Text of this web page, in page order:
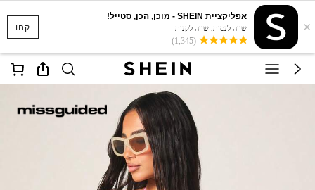
קחו ×
אפליקציית SHEIN - מוכן, הכן, סטייל!
שווה לנסות, שווה לקנות
(1,345)